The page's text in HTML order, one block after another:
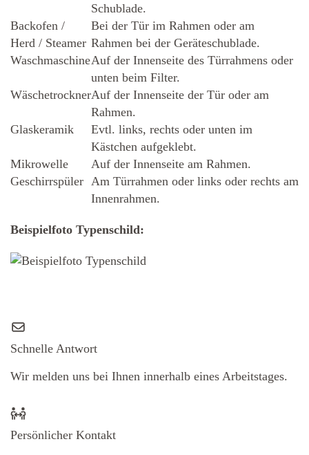
Schublade.
Backofen /
Herd / Steamer
Bei der Tür im Rahmen oder am
Rahmen bei der Geräteschublade.
WaschmaschineAuf der Innenseite des Türrahmens oder
unten beim Filter.
WäschetrocknerAuf der Innenseite der Tür oder am
Rahmen.
Glaskeramik
Evtl. links, rechts oder unten im
Kästchen aufgeklebt.
Mikrowelle
Auf der Innenseite am Rahmen.
Geschirrspüler Am Türrahmen oder links oder rechts am
Innenrahmen.
Beispielfoto Typenschild:
Schnelle Antwort
Wir melden uns bei Ihnen innerhalb eines Arbeitstages.
Persönlicher Kontakt